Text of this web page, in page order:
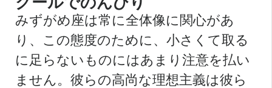
みずがめ座は常に全体像に関心があ
り、この態度のために、小さくて取る
に足らないものにはあまり注意を払い
ません。彼らの高尚な理想主義は彼ら